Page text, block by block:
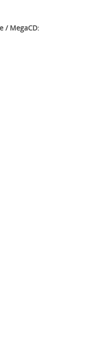
/ MegaCD: